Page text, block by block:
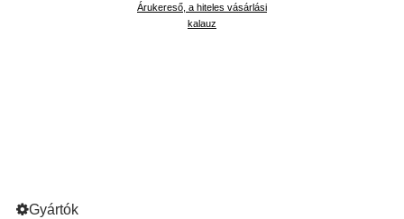
Árukereső, a hiteles vásárlási
kalauz
Gyártók